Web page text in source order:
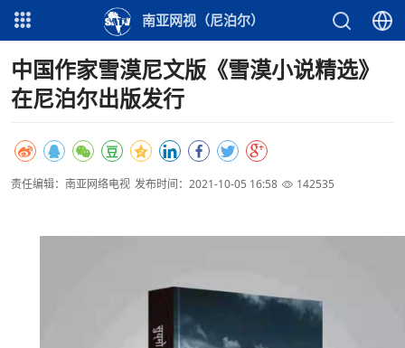
南亚网视（尼泊尔）
中国作家雪漠尼文版《雪漠小说精选》
在尼泊尔出版发行
责任编辑：南亚网络电视 发布时间：2021-10-05 16:58 142535